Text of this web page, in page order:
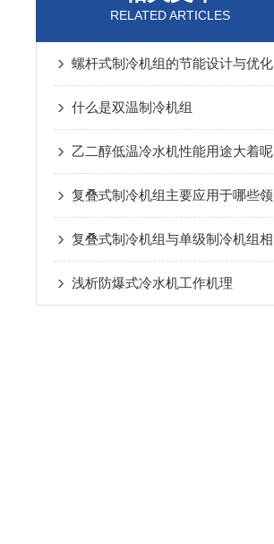
RELATED ARTICLES
什么是双温制冷机组
乙二醇低温冷水机性能用途大着呢
浅析​防爆式冷水机工作机理